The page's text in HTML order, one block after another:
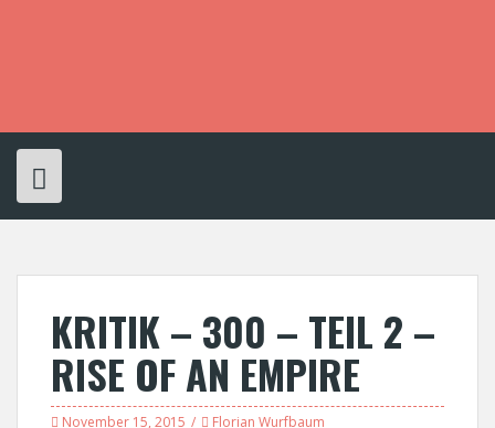
KRITIK – 300 – TEIL 2 –
RISE OF AN EMPIRE
November 15, 2015 Florian Wurfbaum